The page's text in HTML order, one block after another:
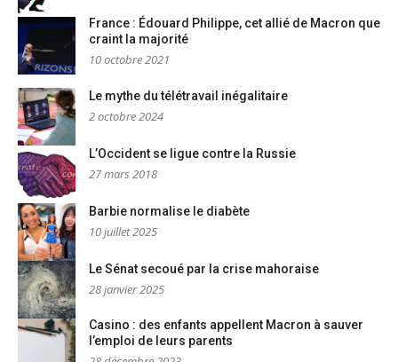
France : Édouard Philippe, cet allié de Macron que
craint la majorité
10 octobre 2021
Le mythe du télétravail inégalitaire
2 octobre 2024
L’Occident se ligue contre la Russie
27 mars 2018
Barbie normalise le diabète
10 juillet 2025
Le Sénat secoué par la crise mahoraise
28 janvier 2025
Casino : des enfants appellent Macron à sauver
l’emploi de leurs parents